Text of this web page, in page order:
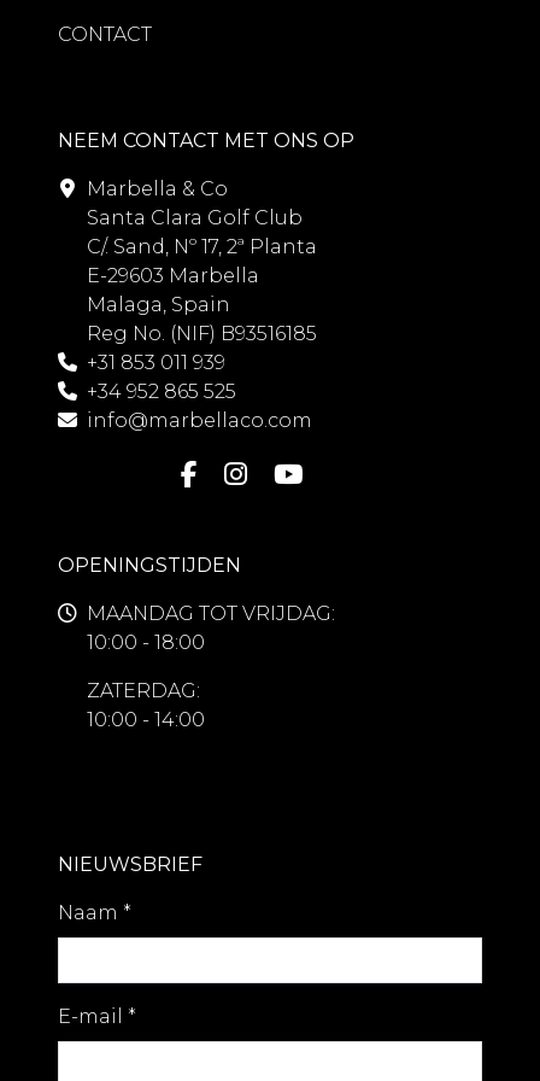
CONTACT
NEEM CONTACT MET ONS OP
Marbella & Co
Santa Clara Golf Club
C/. Sand, Nº 17, 2ª Planta
E-29603 Marbella
Malaga, Spain
Reg No. (NIF) B93516185
+31 853 011 939
+34 952 865 525
info@marbellaco.com
OPENINGSTIJDEN
MAANDAG TOT VRIJDAG:
10:00 - 18:00
ZATERDAG:
10:00 - 14:00
NIEUWSBRIEF
Naam *
E-mail *